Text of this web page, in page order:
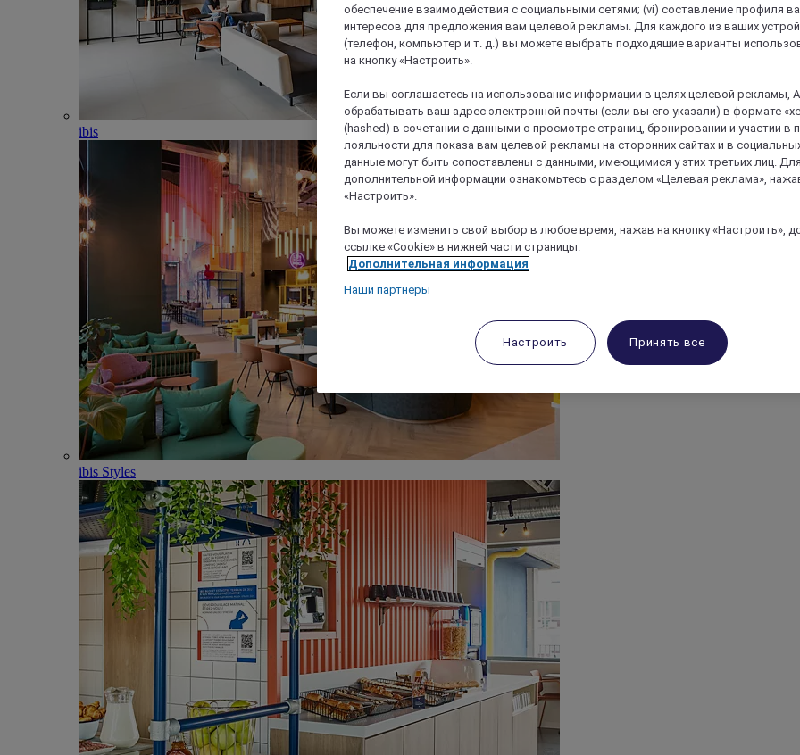
ibis
ibis Styles
обеспечение взаимодействия с социальными сетями; (vi) составление профиля
интересов для предложения вам целевой рекламы. Для каждого из ваших
(телефон, компьютер и т. д.) вы можете выбрать подходящие варианты
на кнопку «Настроить».
Если вы соглашаетесь на использование информации в целях целевой рекламы,
обрабатывать ваш адрес электронной почты (если вы его указали) в формате
(hashed) в сочетании с данными о просмотре страниц, бронировании и участии в
лояльности для показа вам целевой рекламы на сторонних сайтах и в
данные могут быть сопоставлены с данными, имеющимися у этих третьих лиц.
дополнительной информации ознакомьтесь с разделом «Целевая реклама»,
«Настроить».
Вы можете изменить свой выбор в любое время, нажав на кнопку «Настроить»,
ссылке «Cookie» в нижней части страницы.
Дополнительная информация
Наши партнеры
Настроить Принять все